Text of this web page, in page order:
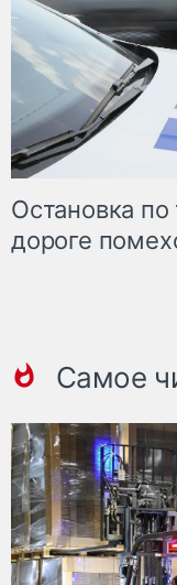
Остановка
дороге
Самое